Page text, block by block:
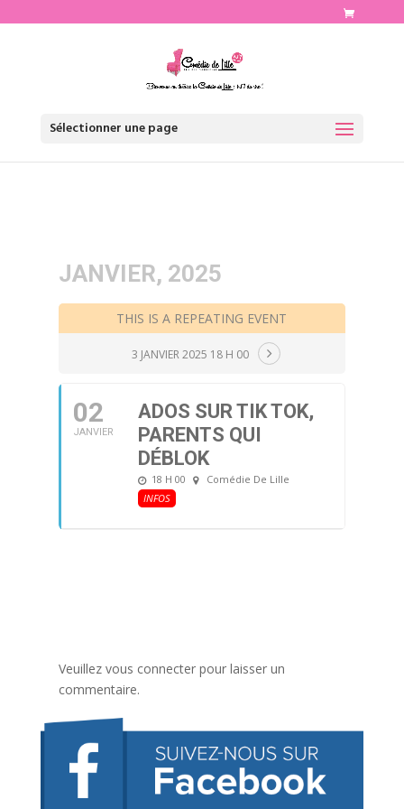
Sélectionner une page
JANVIER, 2025
THIS IS A REPEATING EVENT
3 JANVIER 2025 18 H 00
02
JANVIER
ADOS SUR TIK TOK,
PARENTS QUI
DÉBLOK
18 H 00
Comédie De Lille
INFOS
Veuillez vous connecter pour laisser un
commentaire.